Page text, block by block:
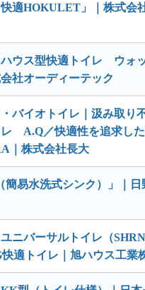
適HOKULET」｜株式会
ウス型快適トイレ ウォ
社オーディーテック
バイオトイレ｜汲み取り
A.Q／快適性を追求した
｜株式会社長大
簡易水洗式シンク）」｜
ニバーサルトイレ（
適トイレ｜旭ハウス工業